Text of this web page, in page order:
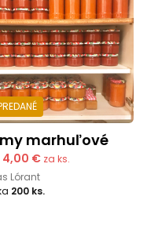
marhuľové
4,00 € za ks.
Lórant
200 ks.